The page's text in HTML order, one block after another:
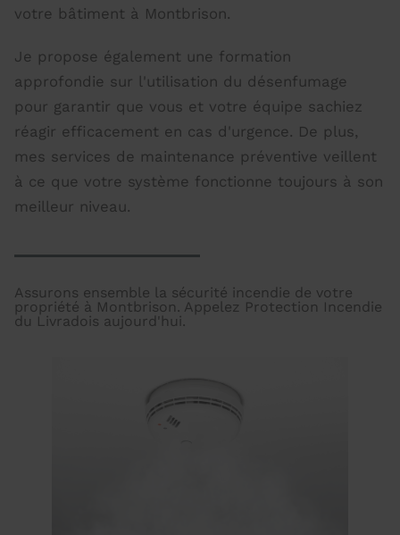
votre bâtiment à Montbrison.
Je propose également une formation
approfondie sur l'utilisation du désenfumage
pour garantir que vous et votre équipe sachiez
réagir efficacement en cas d'urgence. De plus,
mes services de maintenance préventive veillent
à ce que votre système fonctionne toujours à son
meilleur niveau.
Assurons ensemble la sécurité incendie de votre
propriété à Montbrison. Appelez Protection Incendie
du Livradois aujourd'hui.